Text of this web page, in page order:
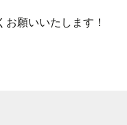
願いいたします！